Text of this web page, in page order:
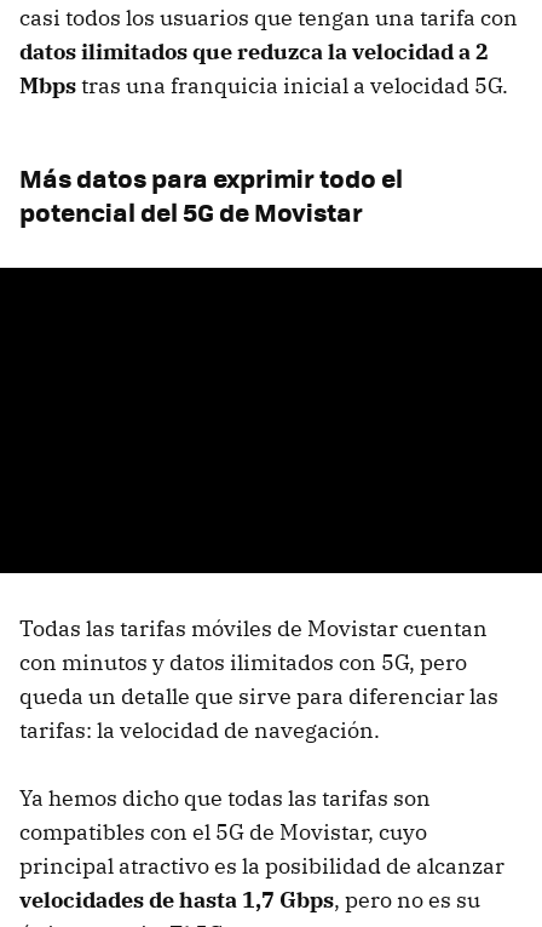
casi todos los usuarios que tengan una tarifa con
datos ilimitados que reduzca la velocidad a 2
Mbpstras una franquicia inicial a velocidad 5G.
Más datos para exprimir todo el
potencial del 5G de Movistar
Todas las tarifas móviles de Movistar cuentan
con minutos y datos ilimitados con 5G, pero
queda un detalle que sirve para diferenciar las
tarifas: la velocidad de navegación.
Ya hemos dicho que todas las tarifas son
compatibles con el 5G de Movistar, cuyo
principal atractivo es la posibilidad de alcanzar
velocidades de hasta 1,7 Gbps, pero no es su